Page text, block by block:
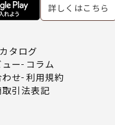
詳しくはこちら
タログ
ー
コラム
せ 利用規約
引法表記